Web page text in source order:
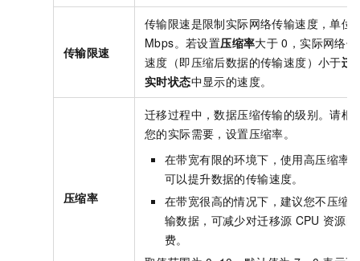
传输限速
传输限速是限制实际网络传输速度，单位
Mbps。若设置压缩率大于 0，实际网络
速度（即压缩后数据的传输速度）小于迁
实时状态中显示的速度。
压缩率
迁移过程中，数据压缩传输的级别。请根
您的实际需要，设置压缩率。
在带宽有限的环境下，使用高压缩率
可以提升数据的传输速度。
在带宽很高的情况下，建议您不压缩
输数据，可减少对迁移源 CPU 资源
费。